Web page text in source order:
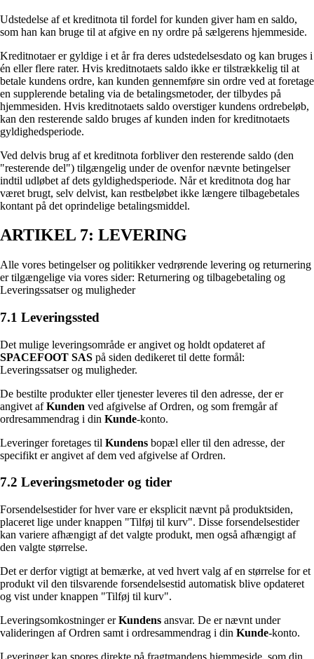
Udstedelse af et kreditnota til fordel for kunden giver ham en saldo,
som han kan bruge til at afgive en ny ordre på sælgerens hjemmeside.
Kreditnotaer er gyldige i et år fra deres udstedelsesdato og kan bruges i
én eller flere rater. Hvis kreditnotaets saldo ikke er tilstrækkelig til at
betale kundens ordre, kan kunden gennemføre sin ordre ved at foretage
en supplerende betaling via de betalingsmetoder, der tilbydes på
hjemmesiden. Hvis kreditnotaets saldo overstiger kundens ordrebeløb,
kan den resterende saldo bruges af kunden inden for kreditnotaets
gyldighedsperiode.
Ved delvis brug af et kreditnota forbliver den resterende saldo (den
"resterende del") tilgængelig under de ovenfor nævnte betingelser
indtil udløbet af dets gyldighedsperiode. Når et kreditnota dog har
været brugt, selv delvist, kan restbeløbet ikke længere tilbagebetales
kontant på det oprindelige betalingsmiddel.
ARTIKEL 7: LEVERING
Alle vores betingelser og politikker vedrørende levering og returnering
er tilgængelige via vores sider: Returnering og tilbagebetaling og
Leveringssatser og muligheder
7.1 Leveringssted
Det mulige leveringsområde er angivet og holdt opdateret af
SPACEFOOT SAS på siden dedikeret til dette formål:
Leveringssatser og muligheder.
De bestilte produkter eller tjenester leveres til den adresse, der er
angivet afKunden ved afgivelse af Ordren, og som fremgår af
ordresammendrag i din Kunde-konto.
Leveringer foretages til Kundens bopæl eller til den adresse, der
specifikt er angivet af dem ved afgivelse af Ordren.
7.2 Leveringsmetoder og tider
Forsendelsestider for hver vare er eksplicit nævnt på produktsiden,
placeret lige under knappen "Tilføj til kurv". Disse forsendelsestider
kan variere afhængigt af det valgte produkt, men også afhængigt af
den valgte størrelse.
Det er derfor vigtigt at bemærke, at ved hvert valg af en størrelse for et
produkt vil den tilsvarende forsendelsestid automatisk blive opdateret
og vist under knappen "Tilføj til kurv".
Leveringsomkostninger erKundens ansvar. De er nævnt under
valideringen af Ordren samt i ordresammendrag i din Kunde-konto.